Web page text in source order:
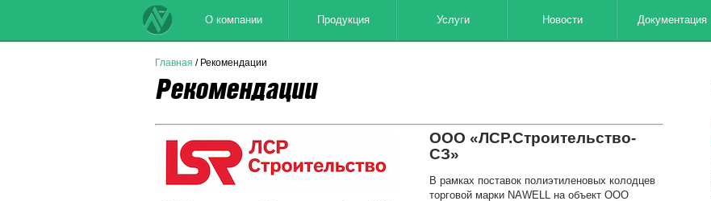
О компании Продукция Услуги Новости Документация
Главная / Рекомендации
Рекомендации
ООО «ЛСР.Строительство-
СЗ»
В рамках поставок полиэтиленовых колодцев
торговой марки NAWELL на объект ООО